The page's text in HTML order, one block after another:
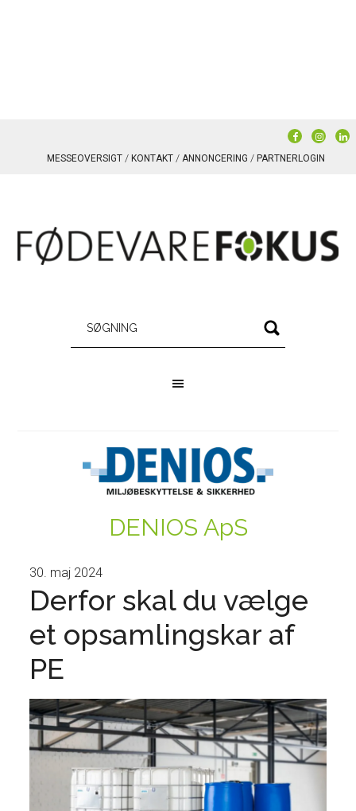
MESSEOVERSIGT KONTAKT ANNONCERING PARTNERLOGIN
DENIOS ApS
30. maj 2024
Derfor skal du vælge
et opsamlingskar af
PE